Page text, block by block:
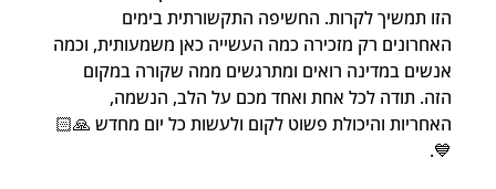
הזו תמשיך לקרות. החשיפה התקשורתית בימים
האחרונים רק מזכירה כמה העשייה כאן משמעותית, וכמה
אנשים במדינה רואים ומתרגשים ממה שקורה במקום
הזה. תודה לכל אחת ואחד מכם על הלב, הנשמה,
האחריות והיכולת פשוט לקום ולעשות כל יום מחדש 🙏🏻
💙.